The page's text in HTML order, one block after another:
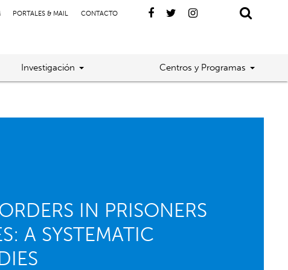
PORTALES & MAIL CONTACTO
Investigación Centros y Programas
IN PRISONERS
A SYSTEMATIC